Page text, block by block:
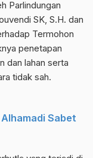
Parlindungan
SK, S.H. dan
Termohon
penetapan
dan lahan serta
tidak sah.
Sabet